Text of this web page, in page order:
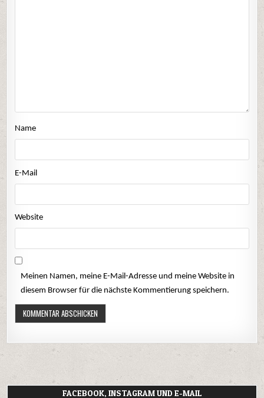
Name
E-Mail
Website
Meinen Namen, meine E-Mail-Adresse und meine Website in
diesem Browser für die nächste Kommentierung speichern.
FACEBOOK, INSTAGRAM UND E-MAIL